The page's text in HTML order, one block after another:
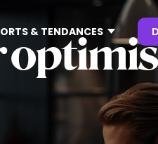
KEYNOTES
& TENDANCES
CONTENUS